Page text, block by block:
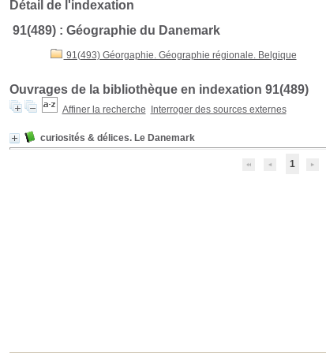
Détail de l'indexation
91(489) : Géographie du Danemark
91(493) Géorgaphie. Géographie régionale. Belgique
Ouvrages de la bibliothèque en indexation 91(489)
Affiner la recherche Interroger des sources externes
curiosités & délices. Le Danemark
1